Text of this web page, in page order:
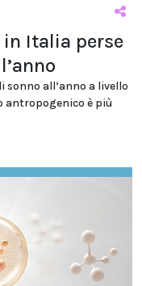
Italia perse
all’anno a livello
antropogenico è più